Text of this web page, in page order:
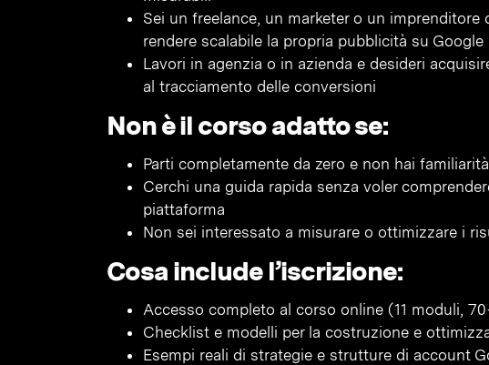
Sei un freelance, un marketer o un imprenditore
rendere scalabile la propria pubblicità su Google
Lavori in agenzia o in azienda e desideri
al tracciamento delle conversioni
Non è il corso adatto se:
Parti completamente da zero e non hai
Cerchi una guida rapida senza voler
piattaforma
Non sei interessato a misurare o ottimizzare i
Cosa include l’iscrizione:
Accesso completo al corso online (11 moduli,
Checklist e modelli per la costruzione e
Esempi reali di strategie e strutture di account